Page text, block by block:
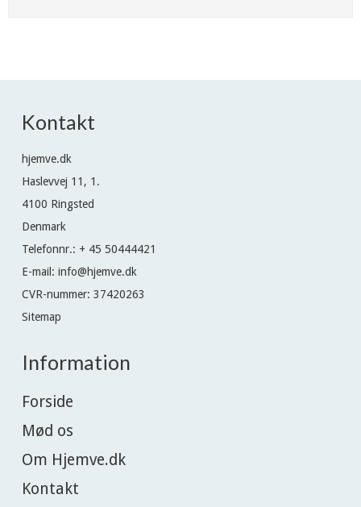
Kontakt
hjemve.dk
Haslevvej 11, 1.
4100 Ringsted
Denmark
Telefonnr.: + 45 50444421
E-mail: info@hjemve.dk
CVR-nummer: 37420263
Sitemap
Information
Forside
Mød os
Om Hjemve.dk
Kontakt